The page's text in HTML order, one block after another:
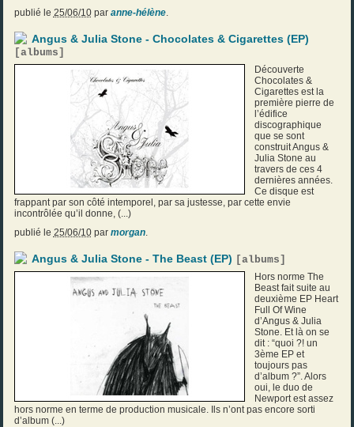
publié le 25/06/10par anne-hélène.
Angus & Julia Stone - Chocolates & Cigarettes (EP)
[albums ]
Découverte
Chocolates &
Cigarettes est la
première pierre de
l’édifice
discographique
que se sont
construit Angus &
Julia Stone au
travers de ces 4
dernières années.
Ce disque est
frappant par son côté intemporel, par sa justesse, par cette envie
incontrôlée qu’il donne, (...)
publié le 25/06/10par morgan.
Angus & Julia Stone - The Beast (EP) [albums ]
Hors norme The
Beast fait suite au
deuxième EP Heart
Full Of Wine
d’Angus & Julia
Stone. Et là on se
dit : “quoi ?! un
3ème EP et
toujours pas
d’album ?”. Alors
oui, le duo de
Newport est assez
hors norme en terme de production musicale. Ils n’ont pas encore sorti
d’album (...)